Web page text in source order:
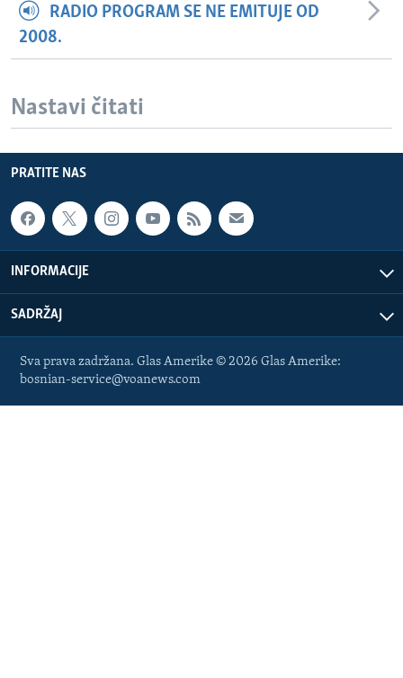
RADIO PROGRAM SE NE EMITUJE OD
2008.
Nastavi čitati
PRATITE NAS
INFORMACIJE
SADRŽAJ
Sva prava zadržana. Glas Amerike © 2026 Glas Amerike:
bosnian-service@voanews.com